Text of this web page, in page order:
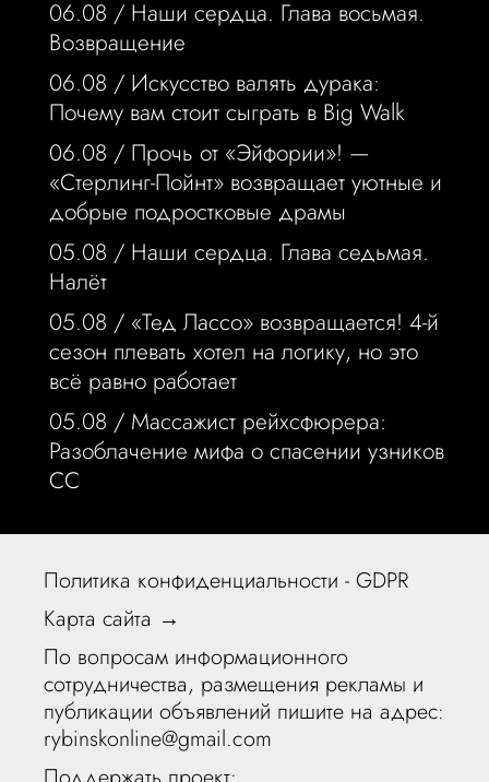
06.08 / Наши сердца. Глава восьмая.
Возвращение
06.08 / Искусство валять дурака:
Почему вам стоит сыграть в Big Walk
06.08 / Прочь от «Эйфории»! —
«Стерлинг-Пойнт» возвращает уютные и
добрые подростковые драмы
05.08 / Наши сердца. Глава седьмая.
Налёт
05.08 / «Тед Лассо» возвращается! 4-й
сезон плевать хотел на логику, но это
всё равно работает
05.08 / Массажист рейхсфюрера:
Разоблачение мифа о спасении узников
СС
Политика конфиденциальности - GDPR
Карта сайта →
По вопросам информационного
сотрудничества, размещения рекламы и
публикации объявлений пишите на адрес:
rybinskonline@gmail.com